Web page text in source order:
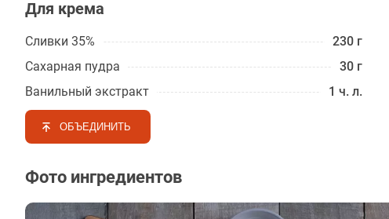
Для крема
Сливки 35%
230 г
Сахарная пудра
30 г
Ванильный экстракт
1 ч. л.
ОБЪЕДИНИТЬ
Фото ингредиентов